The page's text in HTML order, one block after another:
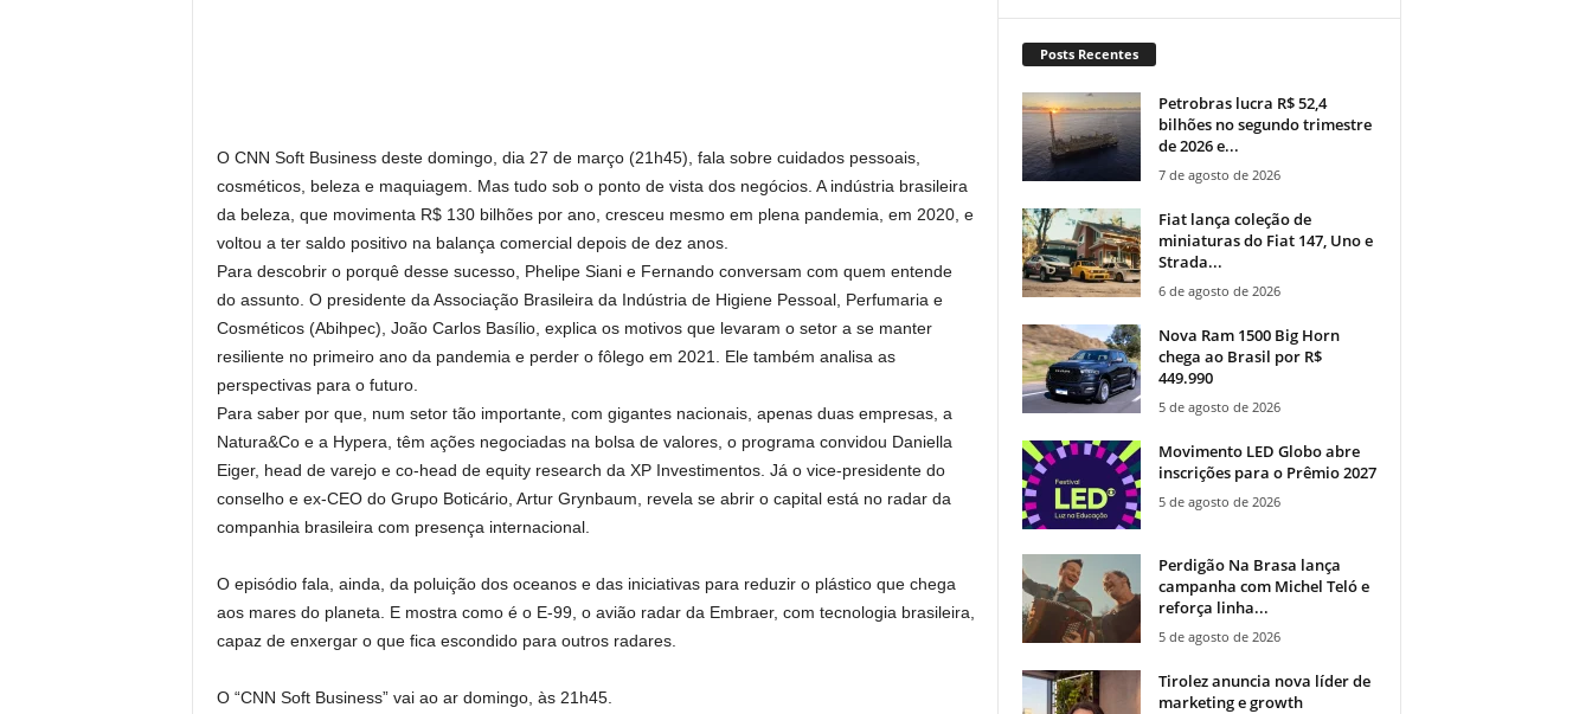
O CNN Soft Business deste domingo, dia 27 de março (21h45), fala sobre cuidados pessoais,
cosméticos, beleza e maquiagem. Mas tudo sob o ponto de vista dos negócios. A indústria brasileira
da beleza, que movimenta R$ 130 bilhões por ano, cresceu mesmo em plena pandemia, em 2020, e
voltou a ter saldo positivo na balança comercial depois de dez anos.
Para descobrir o porquê desse sucesso, Phelipe Siani e Fernando conversam com quem entende
do assunto. O presidente da Associação Brasileira da Indústria de Higiene Pessoal, Perfumaria e
Cosméticos (Abihpec), João Carlos Basílio, explica os motivos que levaram o setor a se manter
resiliente no primeiro ano da pandemia e perder o fôlego em 2021. Ele também analisa as
perspectivas para o futuro.
Para saber por que, num setor tão importante, com gigantes nacionais, apenas duas empresas, a
Natura&Co e a Hypera, têm ações negociadas na bolsa de valores, o programa convidou Daniella
Eiger, head de varejo e co-head de equity research da XP Investimentos. Já o vice-presidente do
conselho e ex-CEO do Grupo Boticário, Artur Grynbaum, revela se abrir o capital está no radar da
companhia brasileira com presença internacional.
O episódio fala, ainda, da poluição dos oceanos e das iniciativas para reduzir o plástico que chega
aos mares do planeta. E mostra como é o E-99, o avião radar da Embraer, com tecnologia brasileira,
capaz de enxergar o que fica escondido para outros radares.
O “CNN Soft Business” vai ao ar domingo, às 21h45.
Posts Recentes
Petrobras lucra R$ 52,4
bilhões no segundo trimestre
de 2026 e...
7 de agosto de 2026
Fiat lança coleção de
miniaturas do Fiat 147, Uno e
Strada...
6 de agosto de 2026
Nova Ram 1500 Big Horn
chega ao Brasil por R$
449.990
5 de agosto de 2026
Movimento LED Globo abre
inscrições para o Prêmio 2027
5 de agosto de 2026
Perdigão Na Brasa lança
campanha com Michel Teló e
reforça linha...
5 de agosto de 2026
Tirolez anuncia nova líder de
marketing e growth